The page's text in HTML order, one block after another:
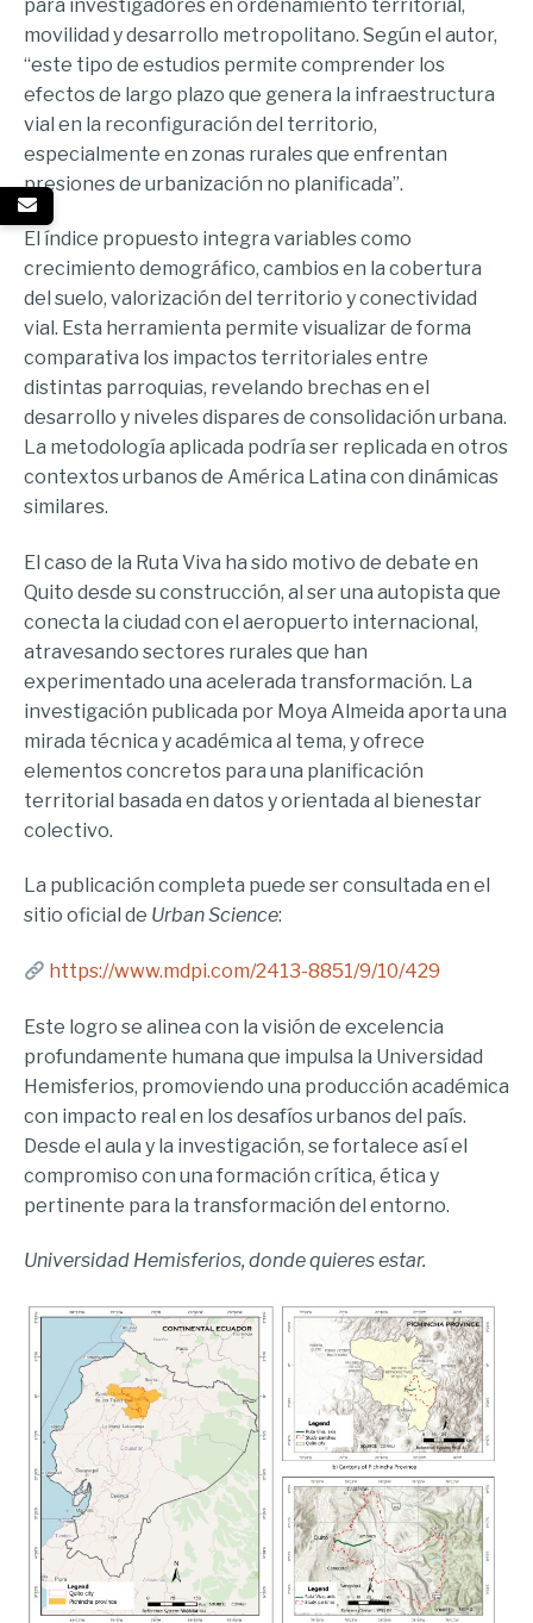
para investigadores en ordenamiento territorial,
movilidad y desarrollo metropolitano. Según el autor,
“este tipo de estudios permite comprender los
efectos de largo plazo que genera la infraestructura
vial en la reconfiguración del territorio,
especialmente en zonas rurales que enfrentan
presiones de urbanización no planificada”.
El índice propuesto integra variables como
crecimiento demográfico, cambios en la cobertura
del suelo, valorización del territorio y conectividad
vial. Esta herramienta permite visualizar de forma
comparativa los impactos territoriales entre
distintas parroquias, revelando brechas en el
desarrollo y niveles dispares de consolidación urbana.
La metodología aplicada podría ser replicada en otros
contextos urbanos de América Latina con dinámicas
similares.
El caso de la Ruta Viva ha sido motivo de debate en
Quito desde su construcción, al ser una autopista que
conecta la ciudad con el aeropuerto internacional,
atravesando sectores rurales que han
experimentado una acelerada transformación. La
investigación publicada por Moya Almeida aporta una
mirada técnica y académica al tema, y ofrece
elementos concretos para una planificación
territorial basada en datos y orientada al bienestar
colectivo.
La publicación completa puede ser consultada en el
sitio oficial de Urban Science:
https://www.mdpi.com/2413-8851/9/10/429
Este logro se alinea con la visión de excelencia
profundamente humana que impulsa la Universidad
Hemisferios, promoviendo una producción académica
con impacto real en los desafíos urbanos del país.
Desde el aula y la investigación, se fortalece así el
compromiso con una formación crítica, ética y
pertinente para la transformación del entorno.
Universidad Hemisferios, donde quieres estar.